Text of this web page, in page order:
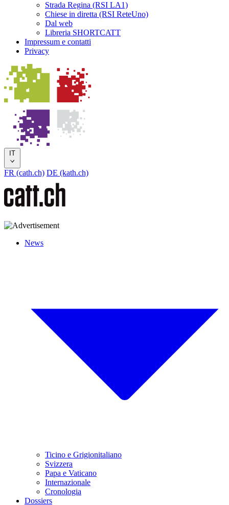
Strada Regina (RSI LA1)
Chiese in diretta (RSI ReteUno)
Dal web
Libreria SHORTCATT
Impressum e contatti
Privacy
IT
FR (cath.ch) DE (kath.ch)
News
Ticino e Grigionitaliano
Svizzera
Papa e Vaticano
Internazionale
Cronologia
Dossiers